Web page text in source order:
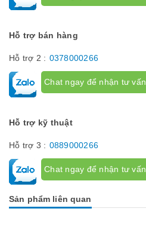
Hỗ trợ bán hàng
Hỗ trợ 2 : 0378000266
Chat ngay để nhận tư vấn
Hỗ trợ kỹ thuật
Hỗ trợ 3 : 0889000266
Chat ngay để nhận tư vấn
Sản phẩm liên quan